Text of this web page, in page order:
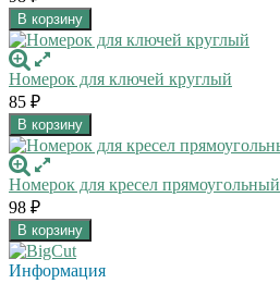
В корзину
Номерок для ключей круглый
85 ₽
В корзину
Номерок для кресел прямоугольный
98 ₽
В корзину
Информация